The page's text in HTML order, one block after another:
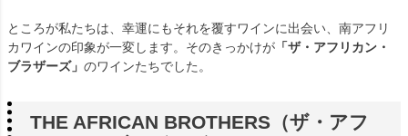
ところが私たちは、幸運にもそれを覆すワインに出会い、南アフリ
カワインの印象が一変します。そのきっかけが 「ザ・アフリカン・
ブラザーズ」 のワインたちでした。
THE AFRICAN BROTHERS（ザ・アフ